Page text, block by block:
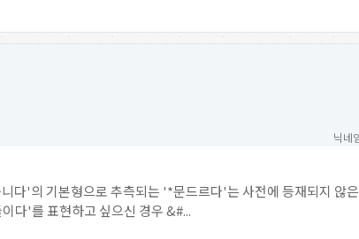
닉
다'의 기본형으로 추측되는 '*문드르다'는 사전에 등재되지 않
다'를 표현하고 싶으신 경우 &#...